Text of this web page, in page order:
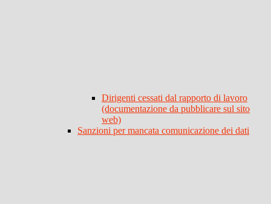
Dirigenti cessati dal rapporto di lavoro
(documentazione da pubblicare sul sito
web)
Sanzioni per mancata comunicazione dei dati